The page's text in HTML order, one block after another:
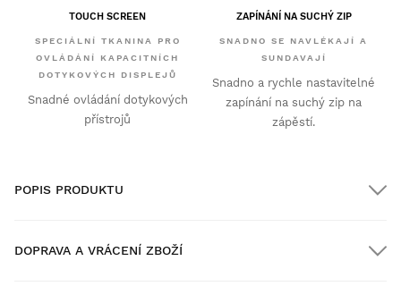
TOUCH SCREEN
SPECIÁLNÍ TKANINA PRO
OVLÁDÁNÍ KAPACITNÍCH
DOTYKOVÝCH DISPLEJŮ
Snadné ovládání dotykových
přístrojů
ZAPÍNÁNÍ NA SUCHÝ ZIP
SNADNO SE NAVLÉKAJÍ A
SUNDAVAJÍ
Snadno a rychle nastavitelné
zapínání na suchý zip na
zápěstí.
POPIS PRODUKTU
DOPRAVA A VRÁCENÍ ZBOŽÍ